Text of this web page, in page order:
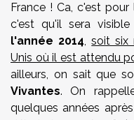
France ! Ca, c'est
c'est qu'il sera
l'année 2014,soit six
Unis où il est attendu
ailleurs, on sait que
Vivantes. On
quelques années